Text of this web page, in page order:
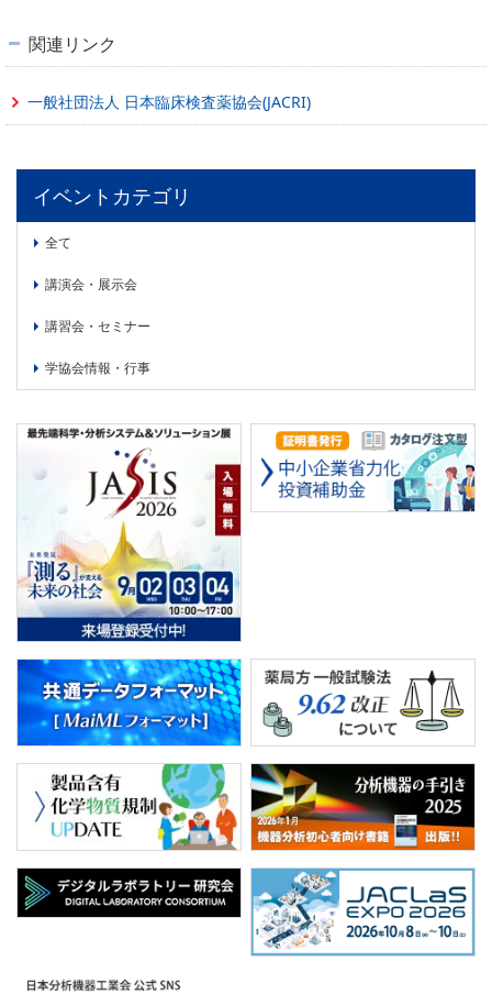
関連リンク
一般社団法人 日本臨床検査薬協会(JACRI)
イベントカテゴリ
全て
講演会・展示会
講習会・セミナー
学協会情報・行事